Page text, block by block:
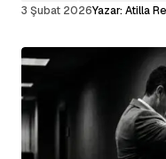
3 Şubat 2026Yazar: Atilla